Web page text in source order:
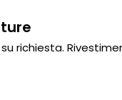
richiesta.